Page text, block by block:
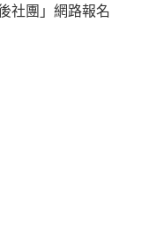
社團」網路報名